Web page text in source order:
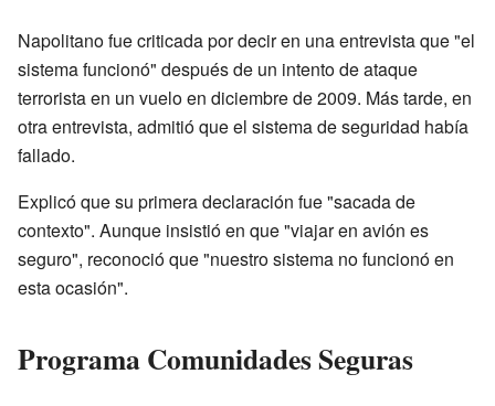
Napolitano fue criticada por decir en una entrevista que "el
sistema funcionó" después de un intento de ataque
terrorista en un vuelo en diciembre de 2009. Más tarde, en
otra entrevista, admitió que el sistema de seguridad había
fallado.
Explicó que su primera declaración fue "sacada de
contexto". Aunque insistió en que "viajar en avión es
seguro", reconoció que "nuestro sistema no funcionó en
esta ocasión".
Programa Comunidades Seguras